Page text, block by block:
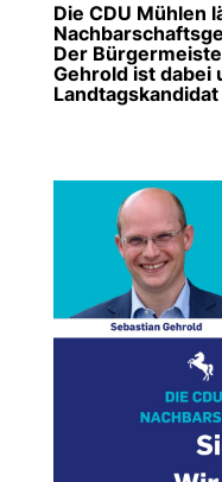
Die CDU Mühlen
Der
Gehrold ist dabei